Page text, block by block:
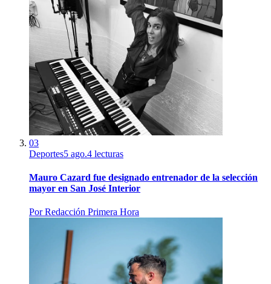
03
Deportes5 ago.4 lecturas
Mauro Cazard fue designado entrenador de la selección
mayor en San José Interior
PorRedacción Primera Hora